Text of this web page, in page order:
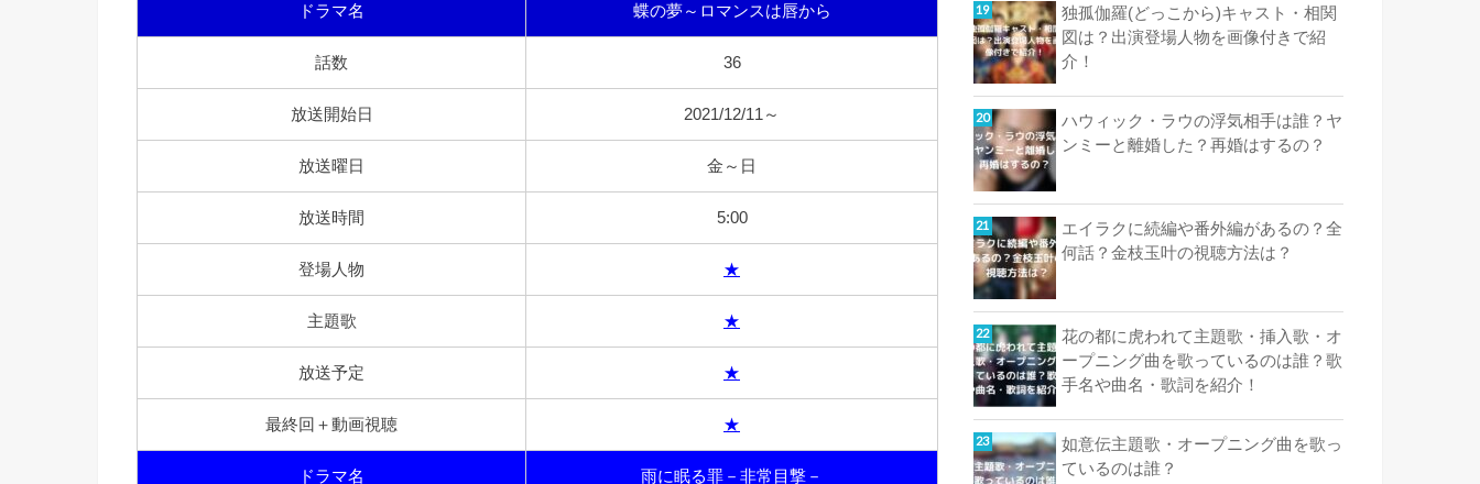
ドラマ名 蝶の夢～ロマンスは唇から
話数 36
放送開始日 2021/12/11～
放送曜日 金～日
放送時間 5:00
登場人物 ★
主題歌 ★
放送予定 ★
最終回＋動画視聴 ★
ドラマ名 雨に眠る罪－非常目撃－
独孤伽羅(どっこから)キャスト・相関
図は？出演登場人物を画像付きで紹
介！
ハウィック・ラウの浮気相手は誰？ヤ
ンミーと離婚した？再婚はするの？
エイラクに続編や番外編があるの？全
何話？金枝玉叶の視聴方法は？
花の都に虎われて主題歌・挿入歌・オ
ープニング曲を歌っているのは誰？歌
手名や曲名・歌詞を紹介！
如意伝主題歌・オープニング曲を歌っ
ているのは誰？